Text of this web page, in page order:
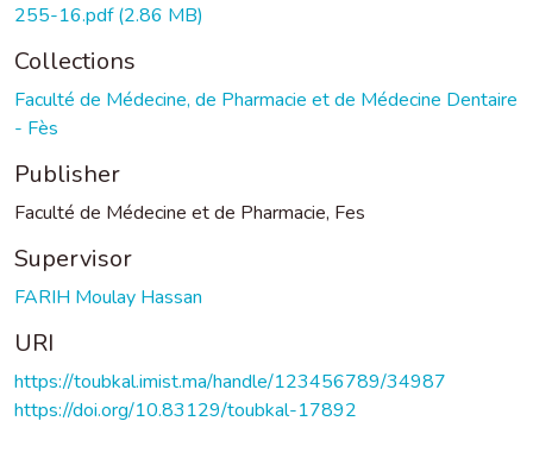
255-16.pdf(2.86 MB)
Collections
Faculté de Médecine, de Pharmacie et de Médecine Dentaire
- Fès
Publisher
Faculté de Médecine et de Pharmacie, Fes
Supervisor
FARIH Moulay Hassan
URI
https://toubkal.imist.ma/handle/123456789/34987
https://doi.org/10.83129/toubkal-17892